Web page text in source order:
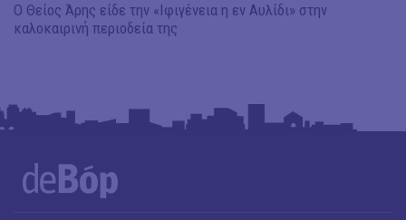
Ο Θείος Άρης είδε την «Ιφιγένεια η εν Αυλίδι» στην
καλοκαιρινή περιοδεία της